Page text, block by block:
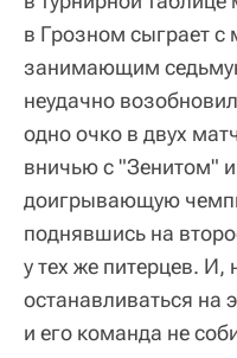
в Грозном сыграет
занимающим
неудачно
одно очко в двух
вничью с "Зенитом"
доигрывающую
поднявшись на
у тех же питерцев. И,
останавливаться на
и его команда не